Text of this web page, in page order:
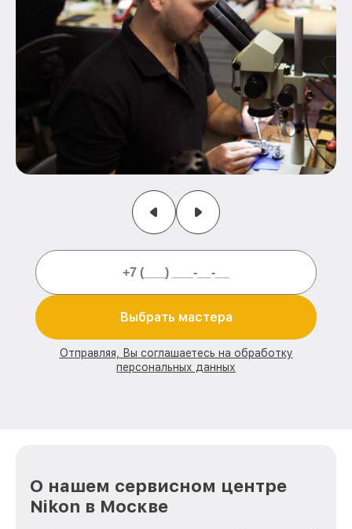
Выбрать мастера
Отправляя, Вы соглашаетесь на обработку
персональных данных
О нашем сервисном центре
Nikon в Москве